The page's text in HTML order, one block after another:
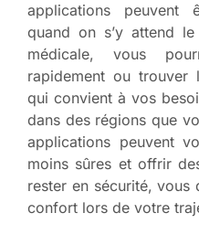
applications peuvent
quand on s’y attend
médicale, vous
rapidement ou
qui convient à vos
dans des régions que
applications peuvent
moins sûres et offrir
rester en sécurité, vous
confort lors de votre